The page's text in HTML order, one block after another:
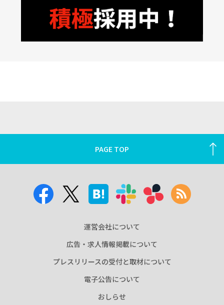
PAGE TOP
運営会社について
広告・求人情報掲載について
プレスリリースの受付と取材について
電子公告について
おしらせ